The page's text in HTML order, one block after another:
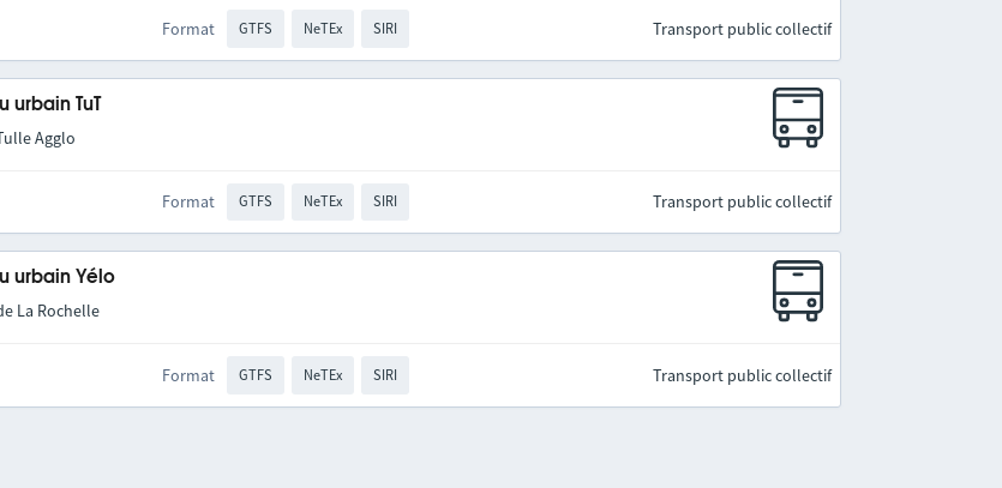
Format GTFS NeTEx SIRI Transport public collectif
urbain TuT
Agglo
Format GTFS NeTEx SIRI Transport public collectif
urbain Yélo
La Rochelle
Format GTFS NeTEx SIRI Transport public collectif